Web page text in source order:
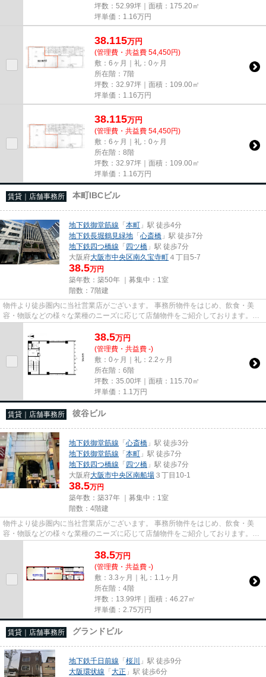
坪数：52.99坪｜面積：175.20㎡
坪単価： 1.16万円
38.115万円
(管理費・共益費 54,450円)
敷：6ヶ月｜礼：0ヶ月
所在階：7階
坪数：32.97坪｜面積：109.00㎡
坪単価： 1.16万円
38.115万円
(管理費・共益費 54,450円)
敷：6ヶ月｜礼：0ヶ月
所在階：8階
坪数：32.97坪｜面積：109.00㎡
坪単価： 1.16万円
賃貸｜店舗事務所 本町IBCビル
地下鉄御堂筋線 「本町 」駅 徒歩4分
地下鉄長堀鶴見緑地 「心斎橋 」駅 徒歩7分
地下鉄四つ橋線 「四ツ橋 」駅 徒歩7分
大阪府大阪市中央区南久宝寺町 ４丁目5-7
38.5万円
築年数：築50年 ｜募集中： 1室
階数：7階建
物件より徒歩圏内に当社営業店がございます。 事務所物件をはじめ、飲食・美
容・物販などの様々な業種のニーズに応じて店舗物件をご紹介しております。
尚、弊社ではおとり広告は一切...
38.5万円
(管理費・共益費 -)
敷：0ヶ月｜礼：2.2ヶ月
所在階：6階
坪数：35.00坪｜面積：115.70㎡
坪単価： 1.1 万円
賃貸｜店舗事務所 彼谷ビル
地下鉄御堂筋線 「心斎橋 」駅 徒歩3分
地下鉄御堂筋線 「本町 」駅 徒歩7分
地下鉄四つ橋線 「四ツ橋 」駅 徒歩7分
大阪府大阪市中央区南船場 ３丁目10-1
38.5万円
築年数：築37年 ｜募集中： 1室
階数：4階建
物件より徒歩圏内に当社営業店がございます。 事務所物件をはじめ、飲食・美
容・物販などの様々な業種のニーズに応じて店舗物件をご紹介しております。
尚、弊社ではおとり広告は一切...
38.5万円
(管理費・共益費 -)
敷：3.3ヶ月｜礼：1.1ヶ月
所在階：4階
坪数：13.99坪｜面積：46.27㎡
坪単価： 2.75万円
賃貸｜店舗事務所 グランドビル
地下鉄千日前線 「桜川
」駅 徒歩9分
大阪環状線 「大正 」駅 徒歩6分